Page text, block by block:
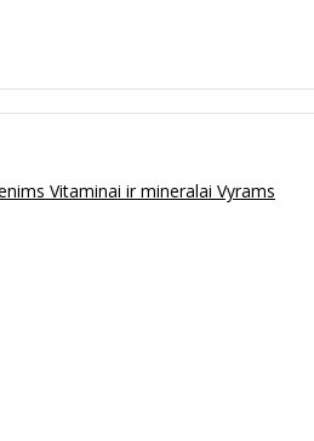
Vitaminai ir mineralai Vyrams